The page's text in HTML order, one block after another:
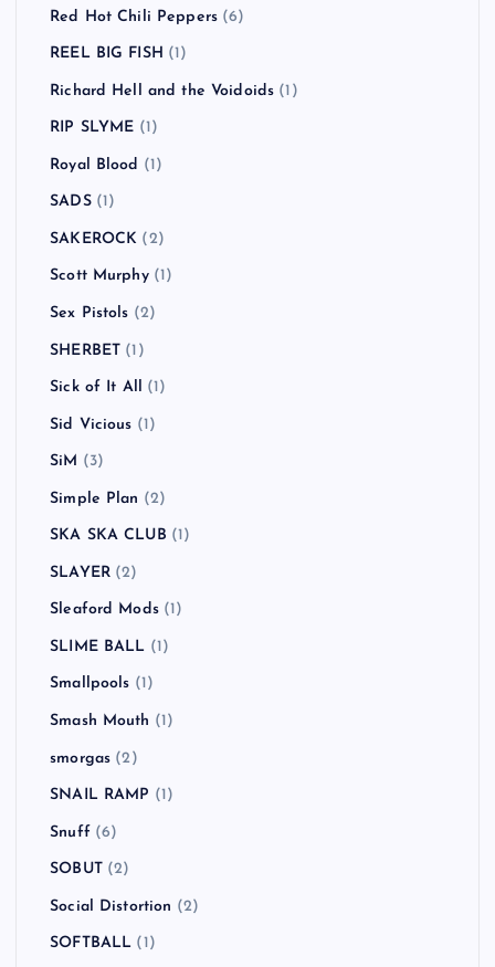
Red Hot Chili Peppers (6)
REEL BIG FISH (1)
Richard Hell and the Voidoids (1)
RIP SLYME (1)
Royal Blood (1)
SADS(1)
SAKEROCK (2)
Scott Murphy(1)
Sex Pistols (2)
SHERBET (1)
Sick of It All (1)
Sid Vicious (1)
SiM (3)
Simple Plan (2)
SKA SKA CLUB (1)
SLAYER(2)
Sleaford Mods(1)
SLIME BALL (1)
Smallpools (1)
Smash Mouth (1)
smorgas (2)
SNAIL RAMP (1)
Snuff (6)
SOBUT(2)
Social Distortion (2)
SOFTBALL (1)